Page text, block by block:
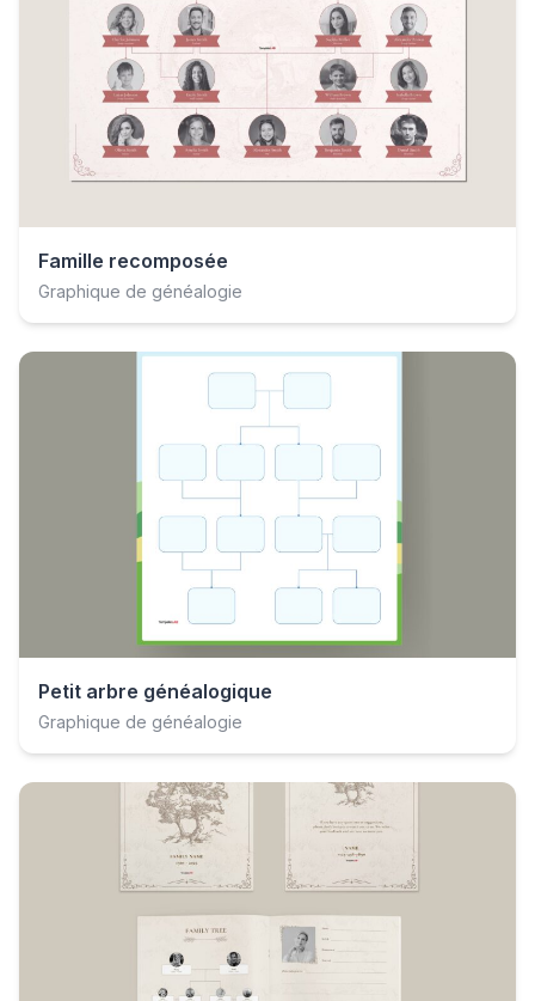
Famille recomposée
Graphique de généalogie
Petit arbre généalogique
Graphique de généalogie